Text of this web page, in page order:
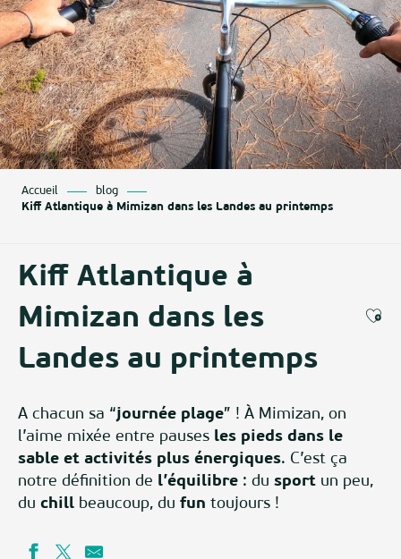
Accueil
blog
Kiff Atlantique à Mimizan dans les Landes au printemps
Kiff Atlantique à
Mimizan dans les
Landes au printemps
A chacun sa “journée plage” ! À Mimizan, on
l’aime mixée entre pauses les pieds dans le
sable et activités plus énergiques. C’est ça
notre définition de l’équilibre : du sport un peu,
du chill beaucoup, du fun toujours !